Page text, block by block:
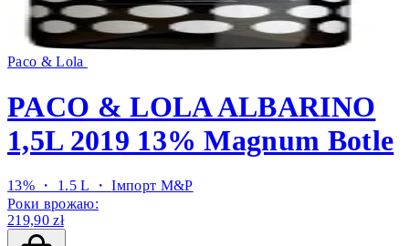
Paco & Lola
PACO & LOLA ALBARINO
1,5L 2019 13% Magnum Botle
13% ・ 1.5 L ・Імпорт M&P
Роки врожаю:
219,90 zł